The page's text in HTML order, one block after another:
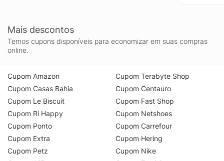
Mais descontos
Temos cupons disponíveis para economizar em suas compras
online.
Cupom Amazon
Cupom Casas Bahia
Cupom Le Biscuit
Cupom Ri Happy
Cupom Ponto
Cupom Extra
Cupom Petz
Cupom Terabyte Shop
Cupom Centauro
Cupom Fast Shop
Cupom Netshoes
Cupom Carrefour
Cupom Hering
Cupom Nike